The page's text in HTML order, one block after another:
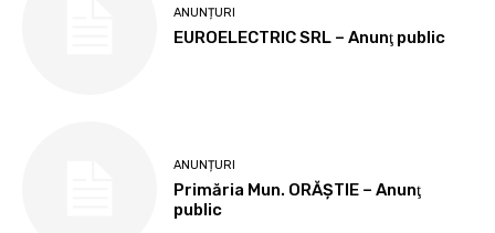
ANUNȚURI
EUROELECTRIC SRL – Anunţ public
ANUNȚURI
Primăria Mun. ORĂȘTIE – Anunţ
public